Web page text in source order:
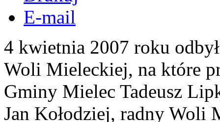
E-mail
4 kwietnia 2007 roku
Woli Mieleckiej, na które
Gminy Mielec Tadeusz
Jan Kołodziej, radny Woli